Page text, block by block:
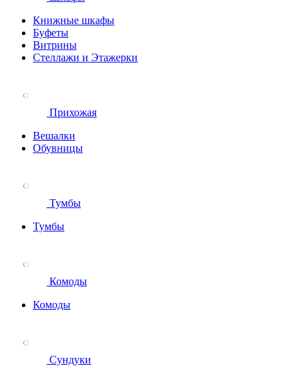
Книжные шкафы
Буфеты
Витрины
Стеллажи и Этажерки
Прихожая
Вешалки
Обувницы
Тумбы
Тумбы
Комоды
Комоды
Сундуки